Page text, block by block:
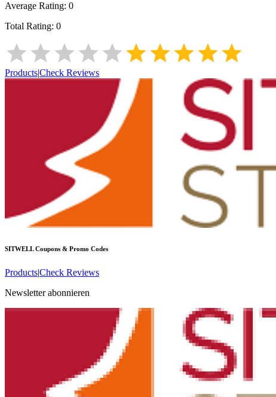
Average Rating: 0
Total Rating: 0
Products|Check Reviews
SITWELLCoupons & Promo Codes
Products|Check Reviews
Newsletter abonnieren